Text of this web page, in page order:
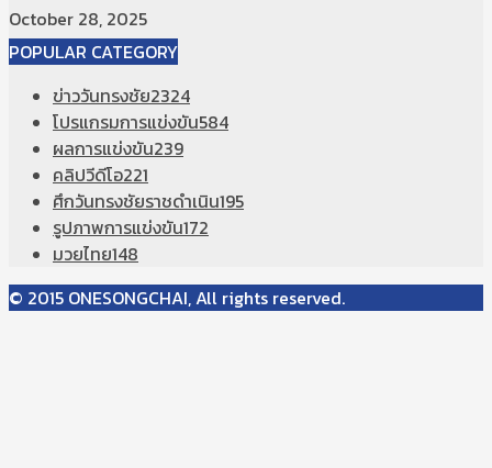
October 28, 2025
POPULAR CATEGORY
ข่าววันทรงชัย2324
โปรแกรมการแข่งขัน584
ผลการแข่งขัน239
คลิปวีดีโอ221
ศึกวันทรงชัยราชดำเนิน195
รูปภาพการแข่งขัน172
มวยไทย148
© 2015 ONESONGCHAI, All rights reserved.